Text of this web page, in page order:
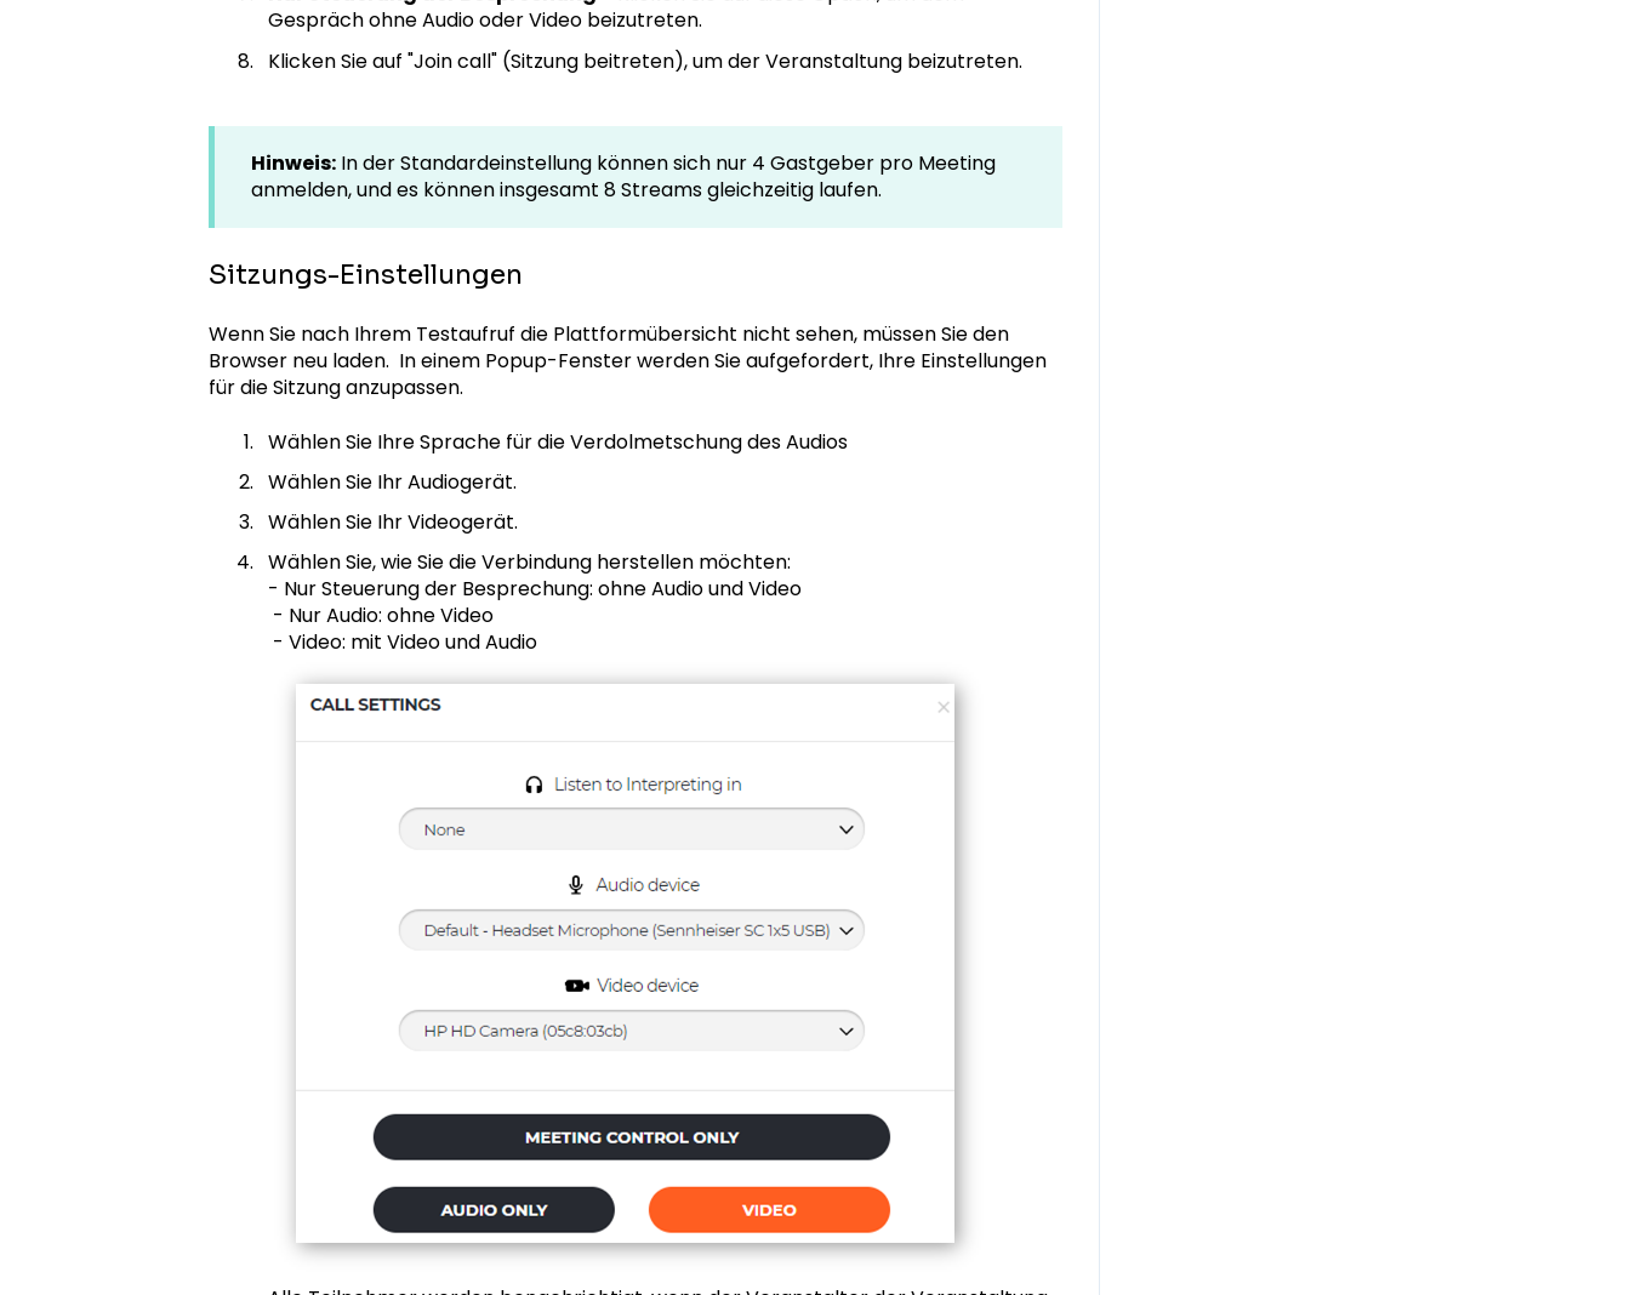
Gespräch ohne Audio oder Video beizutreten.
Klicken Sie auf "Join call" (Sitzung beitreten), um der Veranstaltung beizutreten.
Hinweis: In der Standardeinstellung können sich nur 4 Gastgeber pro Meeting
anmelden, und es können insgesamt 8 Streams gleichzeitig laufen.
Sitzungs-Einstellungen
Wenn Sie nach Ihrem Testaufruf die Plattformübersicht nicht sehen, müssen Sie den
Browser neu laden. In einem Popup-Fenster werden Sie aufgefordert, Ihre Einstellungen
für die Sitzung anzupassen.
Wählen Sie Ihre Sprache für die Verdolmetschung des Audios
Wählen Sie Ihr Audiogerät.
Wählen Sie Ihr Videogerät.
Wählen Sie, wie Sie die Verbindung herstellen möchten:
- Nur Steuerung der Besprechung: ohne Audio und Video
- Nur Audio: ohne Video
- Video: mit Video und Audio